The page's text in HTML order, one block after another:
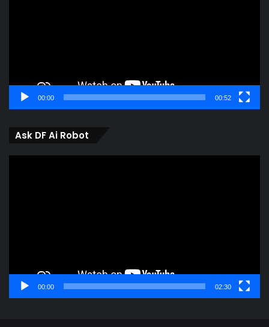
00:00 00:52
Ask DF Ai Robot
00:00 02:30